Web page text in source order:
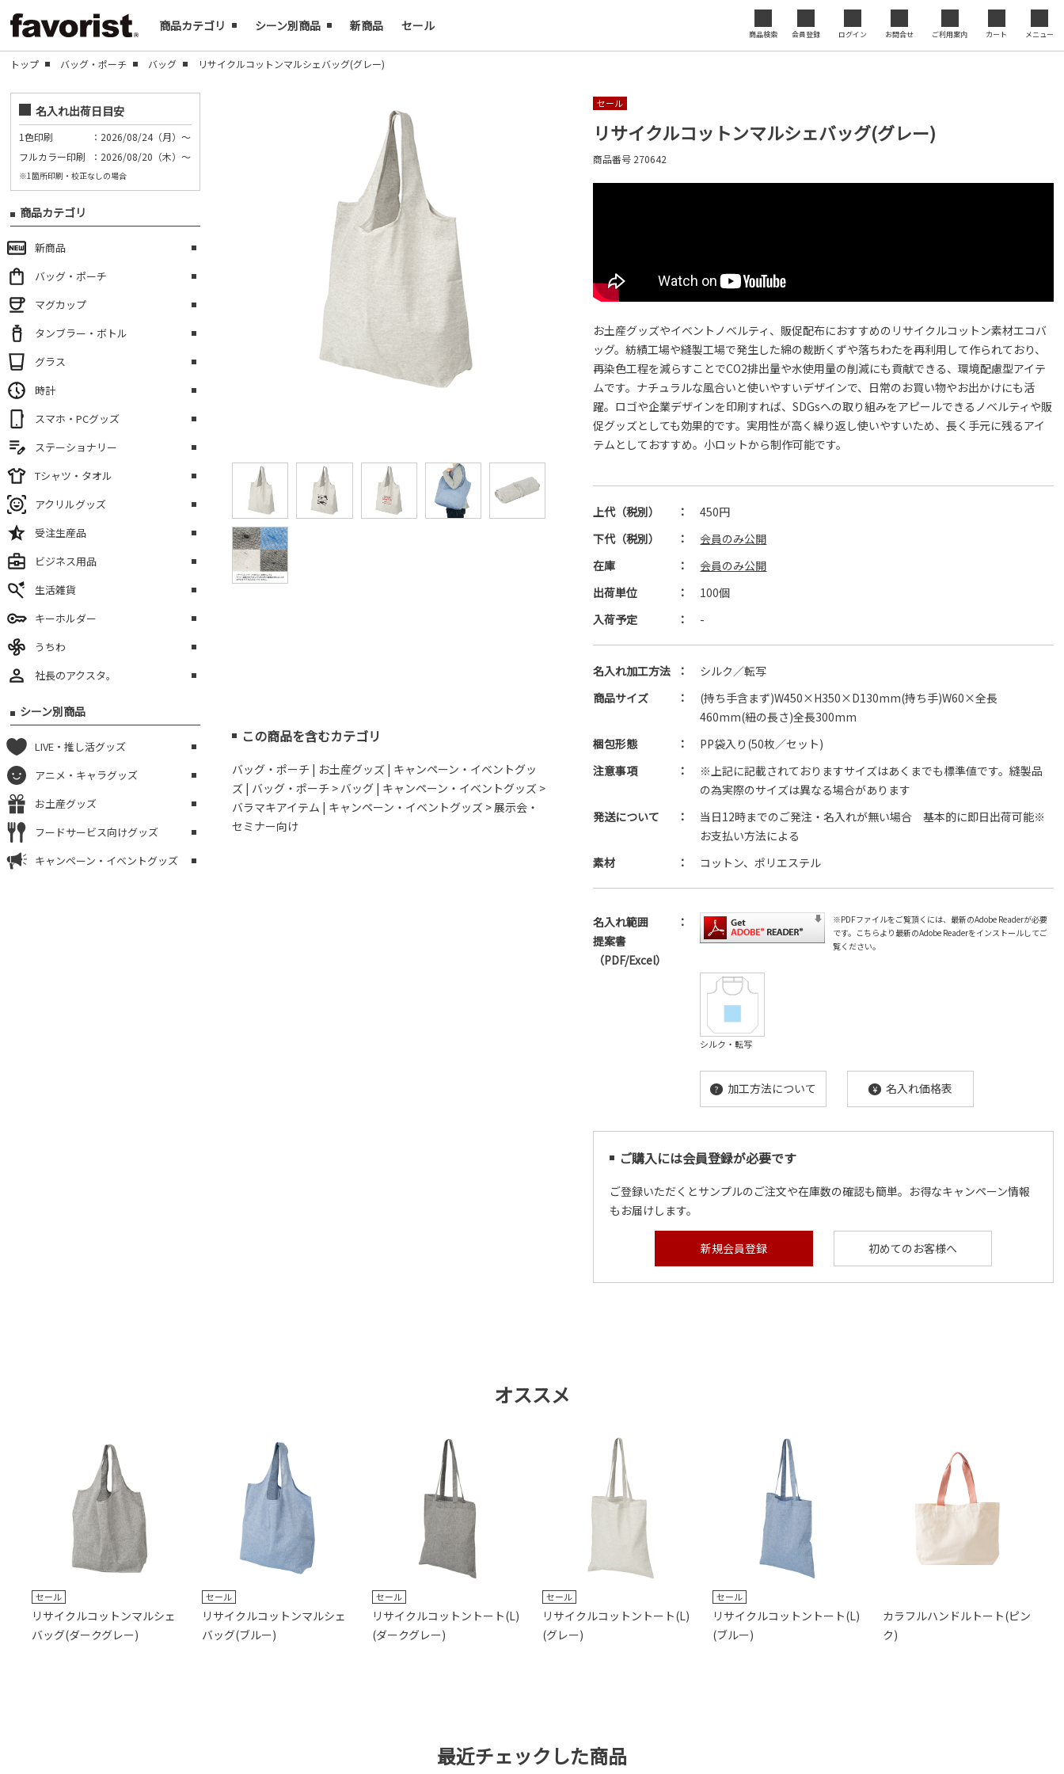
商品カテゴリ シーン別商品 新商品 セール
商品検索 会員登録 ログイン お問合せ ご利用案内 カート メニュー
トップ バッグ・ポーチ バッグ リサイクルコットンマルシェバッグ(グレー)
セール
リサイクルコットンマルシェバッグ(グレー)
商品番号 270642
お土産グッズやイベントノベルティ、販促配布におすすめのリサイクルコットン素材エコバ
ッグ。紡績工場や縫製工場で発生した綿の裁断くずや落ちわたを再利用して作られており、
再染色工程を減らすことでCO2排出量や水使用量の削減にも貢献できる、環境配慮型アイテ
ムです。ナチュラルな風合いと使いやすいデザインで、日常のお買い物やお出かけにも活
躍。ロゴや企業デザインを印刷すれば、SDGsへの取り組みをアピールできるノベルティや販
促グッズとしても効果的です。実用性が高く繰り返し使いやすいため、長く手元に残るアイ
テムとしておすすめ。小ロットから制作可能です。
上代（税別） ：
450円
下代（税別）
：
会員のみ公開
在庫
：
会員のみ公開
出荷単位
：
100個
入荷予定
： -
名入れ加工方法 ：
シルク／転写
商品サイズ
：
(持ち手含まず)W450×H350×D130mm(持ち手)W60×全長
460mm(紐の長さ)全長300mm
梱包形態
：
PP袋入り(50枚／セット)
注意事項
：
※上記に記載されておりますサイズはあくまでも標準値です。縫製品
の為実際のサイズは異なる場合があります
発送について
：
当日12時までのご発注・名入れが無い場合 基本的に即日出荷可能※
お支払い方法による
素材
： コットン、ポリエステル
名入れ範囲
提案書
（PDF/Excel）
：
※PDFファイルをご覧頂くには、最新のAdobe Readerが必要
です。 こちらより最新のAdobe Readerをインストールしてご
覧ください。
シルク・転写
? 加工方法について ¥ 名入れ価格表
ご購入には会員登録が必要です
ご登録いただくとサンプルのご注文や在庫数の確認も簡単。お得なキャンペーン情報
もお届けします。
新規会員登録 初めてのお客様へ
この商品を含むカテゴリ
バッグ・ポーチ | お土産グッズ | キャンペーン・イベントグッ
ズ | バッグ・ポーチ > バッグ | キャンペーン・イベントグッズ >
バラマキアイテム | キャンペーン・イベントグッズ > 展示会・
セミナー向け
名入れ出荷日目安
1色印刷
：2026/08/24（月）～
フルカラー印刷
：2026/08/20（木）～
※1箇所印刷・校正なしの場合
商品カテゴリ
新商品
バッグ・ポーチ
マグカップ
タンブラー・ボトル
グラス
時計
スマホ・PCグッズ
ステーショナリー
Tシャツ・タオル
アクリルグッズ
受注生産品
ビジネス用品
生活雑貨
キーホルダー
うちわ
社長のアクスタ。
シーン別商品
LIVE・推し活グッズ
アニメ・キャラグッズ
お土産グッズ
フードサービス向けグッズ
キャンペーン・イベントグッズ
オススメ
セール
リサイクルコットンマルシェ
バッグ(ダークグレー)
セール
リサイクルコットンマルシェ
バッグ(ブルー)
セール
リサイクルコットントート(L)
(ダークグレー)
セール
リサイクルコットントート(L)
(グレー)
セール
リサイクルコットントート(L)
(ブルー)
カラフルハンドルトート(ピン
ク)
最近チェックした商品
閉じる